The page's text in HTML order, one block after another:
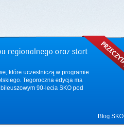
regionalnego oraz start
które uczestniczą w programie
Tegoroczna edycja ma
90-lecia SKO pod
Blog SKO